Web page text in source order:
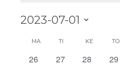
2023-07-01
Kalenteri
MA TI KE TO
0
26
0
27
0
28
0
29